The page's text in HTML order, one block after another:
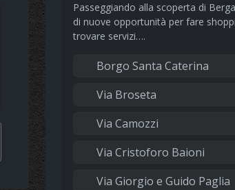
Passeggiando alla scoperta di
di nuove opportunità per fare
trovare servizi….
Borgo Santa Caterina
Via Broseta
Via Camozzi
Via Cristoforo Baioni
Via Giorgio e Guido Paglia